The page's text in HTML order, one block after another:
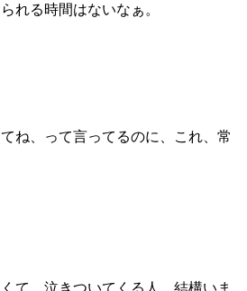
れる時間はないなぁ。
ね、って言ってるのに、これ、常
て、泣きついてくる人、結構いま